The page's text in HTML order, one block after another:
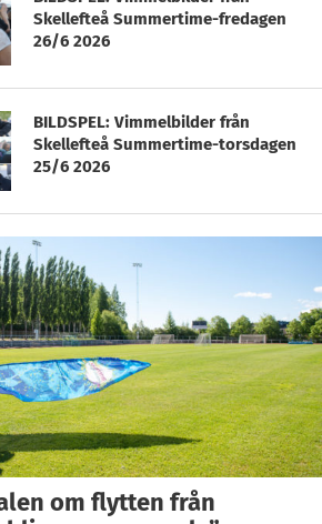
Skellefteå Summertime-fredagen
26/6 2026
BILDSPEL: Vimmelbilder från
Skellefteå Summertime-torsdagen
25/6 2026
om flytten från